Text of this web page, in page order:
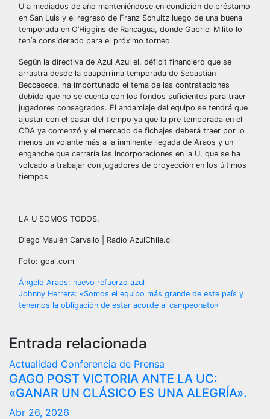
U a mediados de año manteniéndose en condición de préstamo
en San Luis y el regreso de Franz Schultz luego de una buena
temporada en O’Higgins de Rancagua, donde Gabriel Milito lo
tenía considerado para el próximo torneo.
Según la directiva de Azul Azul el, déficit financiero que se
arrastra desde la paupérrima temporada de Sebastián
Beccacece, ha importunado el tema de las contrataciones
debido que no se cuenta con los fondos suficientes para traer
jugadores consagrados. El andamiaje del equipo se tendrá que
ajustar con el pasar del tiempo ya que la pre temporada en el
CDA ya comenzó y el mercado de fichajes deberá traer por lo
menos un volante más a la inminente llegada de Araos y un
enganche que cerraría las incorporaciones en la U, que se ha
volcado a trabajar con jugadores de proyección en los últimos
tiempos
LA U SOMOS TODOS.
Diego Maulén Carvallo | Radio AzulChile.cl
Foto: goal.com
Navegación
de
entradas
Ángelo Araos: nuevo refuerzo azul
Johnny Herrera: «Somos el equipo más grande de este país y
tenemos la obligación de estar acorde al campeonato»
Entrada relacionada
Actualidad Conferencia de Prensa
GAGO POST VICTORIA ANTE LA UC:
«GANAR UN CLÁSICO ES UNA ALEGRÍA».
Abr 26, 2026